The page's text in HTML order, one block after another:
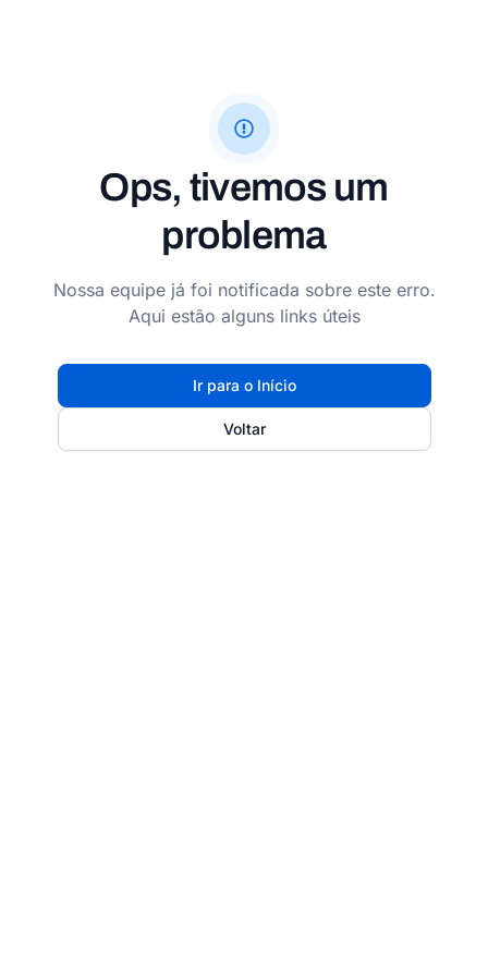
Ops, tivemos um
problema
Nossa equipe já foi notificada sobre este erro.
Aqui estão alguns links úteis
Ir para o Início
Voltar